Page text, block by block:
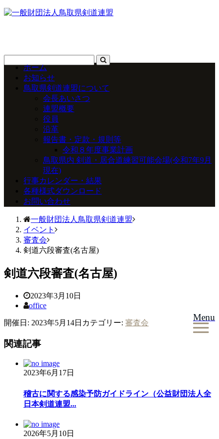
Menu
ホーム
お知らせ
鳥取県剣道連盟について
会長あいさつ
連盟概要
役員
沿革
報告書・定款・規則等
令和８年度事業計画
鳥取県内 剣道・居合道練習可能会場(令和7年9月
現在)
行事カレンダー・結果
各種様式ダウンロード
お問い合わせ
一般財団法人鳥取県剣道連盟
イベント
審査会
剣道六段審査(名古屋)
剣道六段審査(名古屋)
2023年3月10日
office
開催日: 2023年5月14日 カテゴリー: 審査会
関連記事
2023年6月17日
稽古に関する感染予防ガイドライン（公益財団法人全
日本剣道連盟...
2026年5月10日